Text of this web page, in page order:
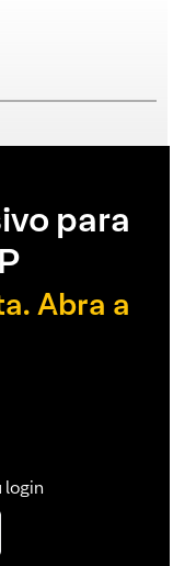
para
Abra a
login